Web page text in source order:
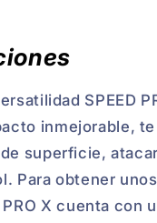
SPEED
inmejorable,
superficie,
Para obtener
PRO X cuenta